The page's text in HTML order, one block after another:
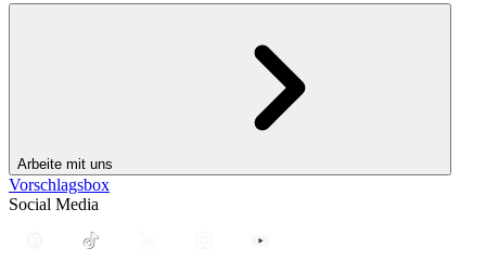
Arbeite mit uns
Vorschlagsbox
Social Media